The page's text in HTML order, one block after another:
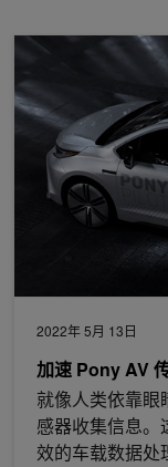
2022年 5月 13日
加速 Pony AV
就像人类依靠
感器收集信息。
效的车载数据处
加速 Pony AV 传感